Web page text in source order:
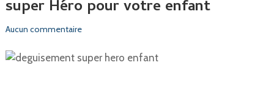
super Héro pour votre enfant
Aucun commentaire